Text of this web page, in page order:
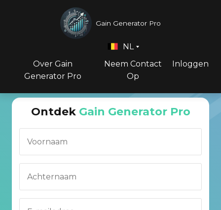
Gain Generator Pro
Over Gain
Generator Pro
Neem Contact
Op
Inloggen
NL
Ontdek Gain Generator Pro